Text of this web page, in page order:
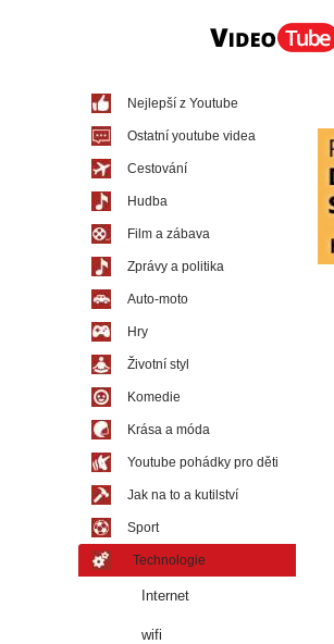
Nejlepší z Youtube
Ostatní youtube videa
Cestování
Hudba
Film a zábava
Zprávy a politika
Auto-moto
Hry
Životní styl
Komedie
Krása a móda
Youtube pohádky pro děti
Jak na to a kutilství
Sport
Technologie
Internet
wifi